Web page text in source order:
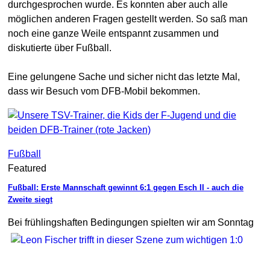
durchgesprochen wurde. Es konnten aber auch alle
möglichen anderen Fragen gestellt werden. So saß man
noch eine ganze Weile entspannt zusammen und
diskutierte über Fußball.
Eine gelungene Sache und sicher nicht das letzte Mal,
dass wir Besuch vom DFB-Mobil bekommen.
Fußball
Featured
Fußball: Erste Mannschaft gewinnt 6:1 gegen Esch II - auch die
Zweite siegt
Bei frühlingshaften Bedingungen spielten wir am Sonntag